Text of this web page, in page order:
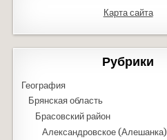
Карта сайта
Рубрики
География
Брянская область
Брасовский район
Александровское (Алешанка)